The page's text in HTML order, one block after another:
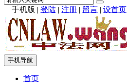
手机版 | 登陆 | 注册 | 留言 | 设首页
手机导航
首页